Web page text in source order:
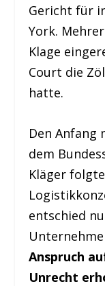
Gericht für
York.
Klage
Court die
hatte.
Den Anfang
dem
Kläger
entschied
Anspruch
Unrecht